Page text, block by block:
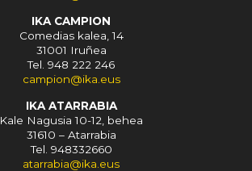
IKA CAMPION
Comedias kalea, 14
31001 Iruñea
Tel. 948 222 246
campion@ika.eus
IKA ATARRABIA
Kale Nagusia 10-12, behea
31610 – Atarrabia
Tel. 948332660
atarrabia@ika.eus